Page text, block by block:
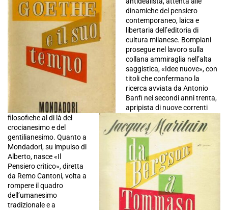
dinamiche del pensiero
contemporaneo, laica e
libertaria dell’editoria di
cultura milanese. Bompiani
prosegue nel lavoro sulla
collana ammiraglia nell’alta
saggistica, «Idee nuove», con
titoli che confermano la
ricerca avviata da Antonio
Banfi nei secondi anni trenta,
apripista di nuove correnti
filosofiche al di là del
crocianesimo e del
gentilianesimo. Quanto a
Mondadori, su impulso di
Alberto, nasce «Il
Pensiero critico», diretta
da Remo Cantoni, volta a
rompere il quadro
dell’umanesimo
tradizionale e a